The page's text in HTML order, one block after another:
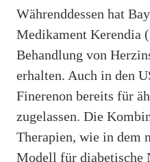
Währenddessen hat
Medikament Kerendia
Behandlung von
erhalten. Auch in den
Finerenon bereits für
zugelassen. Die
Therapien, wie in dem
Modell für diabetische